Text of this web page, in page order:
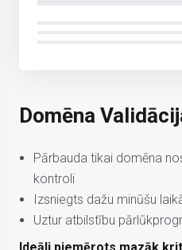
Domēna
Pārbauda tikai domēna
kontroli
Izsniegts dažu minūšu
Uztur atbilstību